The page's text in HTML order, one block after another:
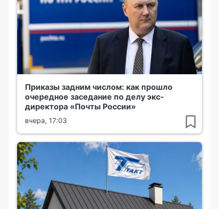
Приказы задним числом: как прошло
очередное заседание по делу экс-
директора «Почты России»
вчера, 17:03